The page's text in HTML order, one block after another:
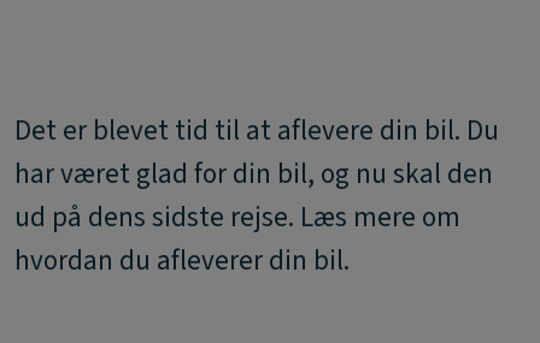
Det er blevet tid til at aflevere din bil. Du
har været glad for din bil, og nu skal den
ud på dens sidste rejse. Læs mere om
hvordan du afleverer din bil.